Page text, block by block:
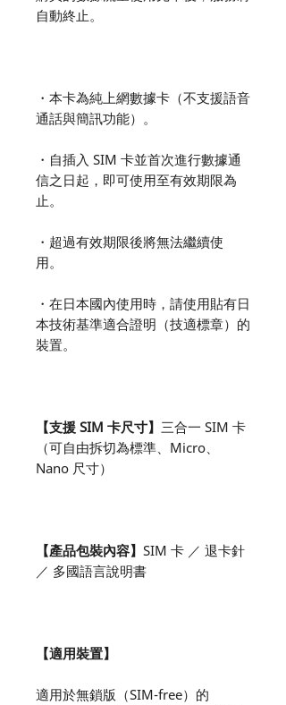
自動終止。
・本卡為純上網數據卡（不支援語音
通話與簡訊功能）。
・自插入 SIM 卡並首次進行數據通
信之日起，即可使用至有效期限為
止。
・超過有效期限後將無法繼續使
用。
・在日本國內使用時，請使用貼有日
本技術基準適合證明（技適標章）的
裝置。
【支援 SIM 卡尺寸】 三合一 SIM 卡
（可自由拆切為標準、Micro、
Nano 尺寸）
【產品包裝內容】 SIM 卡 ／ 退卡針
／ 多國語言說明書
【適用裝置】
適用於無鎖版（SIM-free）的